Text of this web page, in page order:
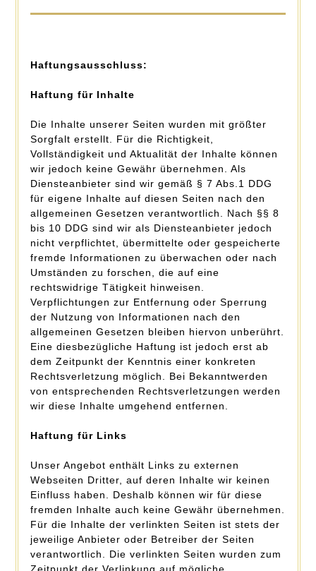
Haftungsausschluss:
Haftung für Inhalte
Die Inhalte unserer Seiten wurden mit größter
Sorgfalt erstellt. Für die Richtigkeit,
Vollständigkeit und Aktualität der Inhalte können
wir jedoch keine Gewähr übernehmen. Als
Diensteanbieter sind wir gemäß § 7 Abs.1 DDG
für eigene Inhalte auf diesen Seiten nach den
allgemeinen Gesetzen verantwortlich. Nach §§ 8
bis 10 DDG sind wir als Diensteanbieter jedoch
nicht verpflichtet, übermittelte oder gespeicherte
fremde Informationen zu überwachen oder nach
Umständen zu forschen, die auf eine
rechtswidrige Tätigkeit hinweisen.
Verpflichtungen zur Entfernung oder Sperrung
der Nutzung von Informationen nach den
allgemeinen Gesetzen bleiben hiervon unberührt.
Eine diesbezügliche Haftung ist jedoch erst ab
dem Zeitpunkt der Kenntnis einer konkreten
Rechtsverletzung möglich. Bei Bekanntwerden
von entsprechenden Rechtsverletzungen werden
wir diese Inhalte umgehend entfernen.
Haftung für Links
Unser Angebot enthält Links zu externen
Webseiten Dritter, auf deren Inhalte wir keinen
Einfluss haben. Deshalb können wir für diese
fremden Inhalte auch keine Gewähr übernehmen.
Für die Inhalte der verlinkten Seiten ist stets der
jeweilige Anbieter oder Betreiber der Seiten
verantwortlich. Die verlinkten Seiten wurden zum